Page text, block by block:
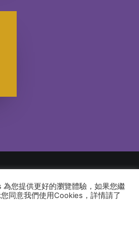
Bible Seminary. All rights reserved
您提供更好的瀏覽體驗，如果您繼
同意我們使用Cookies，詳情請了